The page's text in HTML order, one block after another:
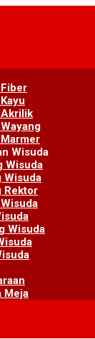
Wisuda
Wisuda
Wisuda
Rektor
Wisuda
Meja